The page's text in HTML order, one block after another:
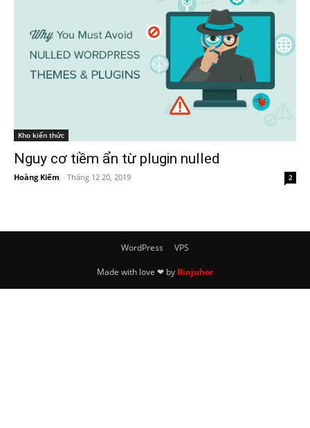
Kho kiến thức
Nguy cơ tiềm ẩn từ plugin nulled
Hoàng Kiếm - Tháng 12 20, 2019 2
WordPress VPS
Made with love ❤ by Binjuhor